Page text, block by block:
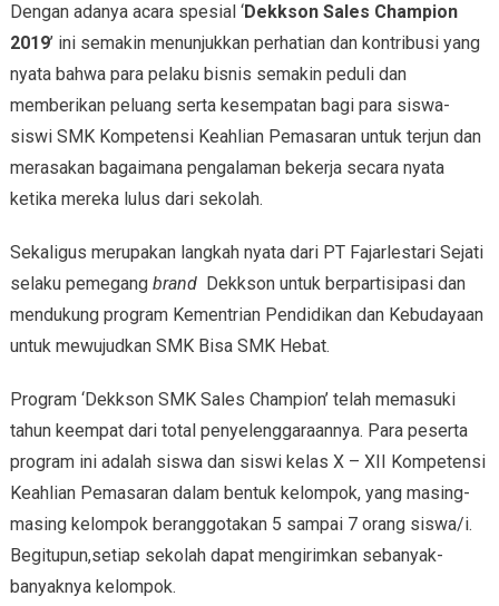
Dengan adanya acara spesial ‘Dekkson Sales Champion
2019’ ini semakin menunjukkan perhatian dan kontribusi yang
nyata bahwa para pelaku bisnis semakin peduli dan
memberikan peluang serta kesempatan bagi para siswa-
siswi SMK Kompetensi Keahlian Pemasaran untuk terjun dan
merasakan bagaimana pengalaman bekerja secara nyata
ketika mereka lulus dari sekolah.
Sekaligus merupakan langkah nyata dari PT Fajarlestari Sejati
selaku pemegang brandDekkson untuk berpartisipasi dan
mendukung program Kementrian Pendidikan dan Kebudayaan
untuk mewujudkan SMK Bisa SMK Hebat.
Program ‘Dekkson SMK Sales Champion’ telah memasuki
tahun keempat dari total penyelenggaraannya. Para peserta
program ini adalah siswa dan siswi kelas X – XII Kompetensi
Keahlian Pemasaran dalam bentuk kelompok, yang masing-
masing kelompok beranggotakan 5 sampai 7 orang siswa/i.
Begitupun,setiap sekolah dapat mengirimkan sebanyak-
banyaknya kelompok.